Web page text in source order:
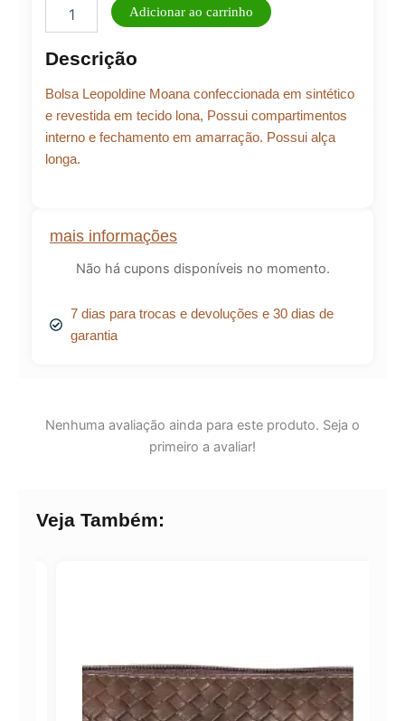
mais informações
Não há cupons disponíveis no momento.
7 dias para trocas e devoluções e 30 dias de
garantia
MOANA
quantidade
Adicionar ao carrinho
Descrição
Bolsa Leopoldine Moana confeccionada em sintético
e revestida em tecido lona, Possui compartimentos
interno e fechamento em amarração. Possui alça
longa.
Nenhuma avaliação ainda para este produto. Seja o
primeiro a avaliar!
Veja Também: